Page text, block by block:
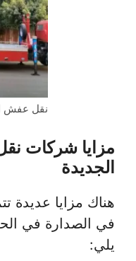
نقل عفش
مزايا شركات
الجديدة
هناك مزايا عديدة
في الصدارة في
يلي: